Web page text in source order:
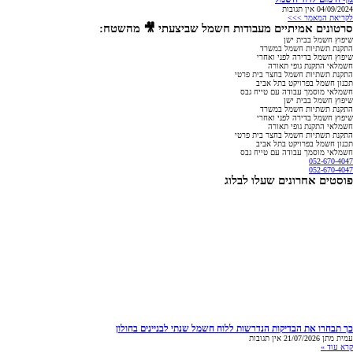
04/09/2024 אין תגובות
לקריאת המאמר >>>
סרטונים אמיתיים מעבודות חשמל שביצעתי 🎥 מהשטח:
שיפוץ חשמל בבית ישן
התקנת תשתיות חשמל במשרד
שיפוץ חשמל בדירה לפני ואחרי
חשמלאי התקנת גופי תאורה
התקנת תשתיות חשמל בחצר בית פרטי
תכנון חשמל בפרויקט בתל אביב
חשמלאי מוסמך עבודה עם טייח גבס
שיפוץ חשמל בבית ישן
התקנת תשתיות חשמל במשרד
שיפוץ חשמל בדירה לפני ואחרי
חשמלאי התקנת גופי תאורה
התקנת תשתיות חשמל בחצר בית פרטי
תכנון חשמל בפרויקט בתל אביב
חשמלאי מוסמך עבודה עם טייח גבס
052-670-4047
052-670-4047
פוסטים אחרונים שעלו לבלוג
כך תבחרו את הבדיקות הנדרשות ללוח חשמל שנתי לבניינים בחולון
עמית מתן 21/07/2026 אין תגובות
קרא עוד »